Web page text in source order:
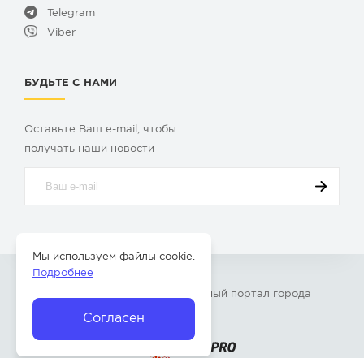
Telegram
Viber
БУДЬТЕ С НАМИ
Оставьте Ваш e-mail, чтобы
получать наши новости
» – Главный портал города
Согласен
Мы используем файлы cookie.
Подробнее